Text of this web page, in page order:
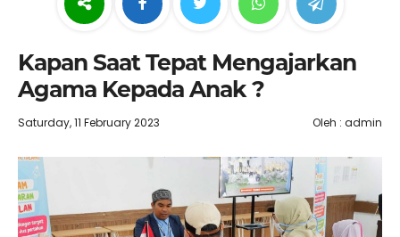
Kapan Saat Tepat Mengajarkan
Agama Kepada Anak ?
Saturday, 11 February 2023 Oleh : admin